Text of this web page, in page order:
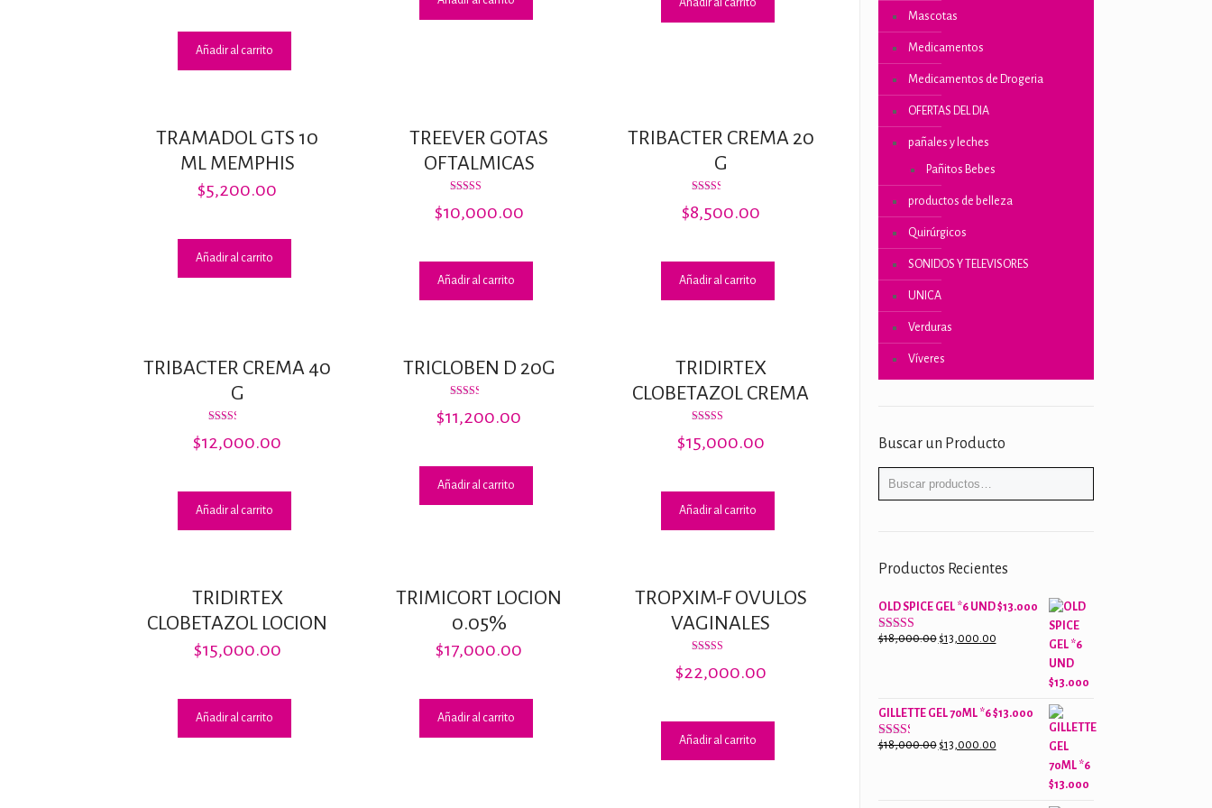
Añadir al carrito
Añadir al carrito
TRAMADOL GTS 10
ML MEMPHIS
$5,200.00
Añadir al carrito
TREEVER GOTAS
OFTALMICAS
con
3.07
$10,000.00
Añadir al carrito
TRIBACTER CREMA 20
G
con
2.45
$8,500.00
Añadir al carrito
TRIBACTER CREMA 40
G
con
2.40
$12,000.00
Añadir al carrito
TRICLOBEN D 20G
con
2.49
$11,200.00
Añadir al carrito
TRIDIRTEX
CLOBETAZOL CREMA
con
3.00
$15,000.00
Añadir al carrito
TRIDIRTEX
CLOBETAZOL LOCION
$15,000.00
Añadir al carrito
TRIMICORT LOCION
0.05%
$17,000.00
Añadir al carrito
TROPXIM-F OVULOS
VAGINALES
con
3.00
$22,000.00
Añadir al carrito
Mascotas
Medicamentos
Medicamentos de Drogeria
OFERTAS DEL DIA
pañales y leches
Pañitos Bebes
productos de belleza
Quirúrgicos
SONIDOS Y TELEVISORES
UNICA
Verduras
Víveres
Buscar un Producto
Productos Recientes
OLD SPICE GEL *6 UND $13.000
Valorado
$18,000.00 El
$18,000.00.
$13,000.00El
$13,000.00.
GILLETTE GEL 70ML *6 $13.000
Valorado
$18,000.00 El
$13,000.00El